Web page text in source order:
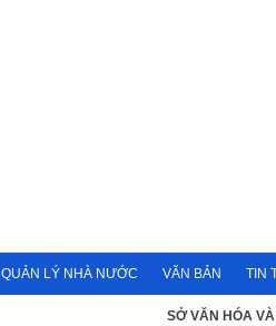
QUẢN LÝ NHÀ NƯỚC VĂN BẢN TIN
SỞ VĂN HÓA